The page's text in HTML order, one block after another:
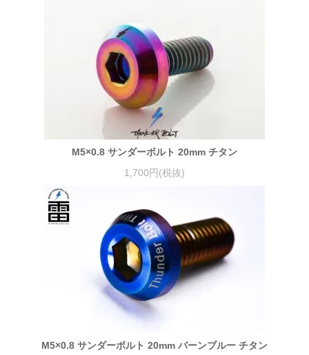
M5×0.8 サンダーボルト 20mm チタン
1,700円(税抜)
M5×0.8 サンダーボルト 20mm バーンブルー チタン